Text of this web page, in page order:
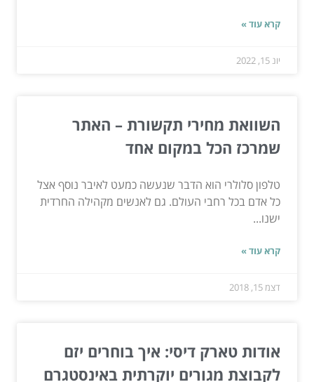
קרא עוד »
יונ 15, 2022
השוואת מחירי תקשורת – האתר
שמרכז הכל במקום אחד
טלפון סלולרי הוא הדבר שנעשה כמעט לאיבר נוסף אצל
כל אדם בכל רחבי העולם. גם לאנשים מקהילה החרדית
ישנו...
קרא עוד »
דצמ 15, 2018
אודות טארק דיסי: איך בוחרים יזם
לקבוצת מגורים יוקרתית באינסטגרם